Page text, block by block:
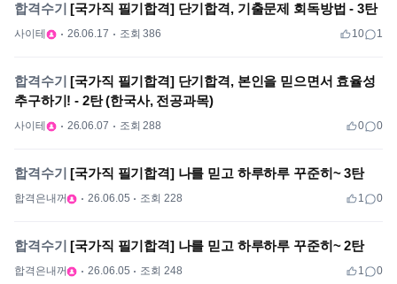
합격수기 [국가직 필기합격] 단기합격, 기출문제 회독방법 - 3탄
사이테 26.06.17 조회 386 10 1
합격수기 [국가직 필기합격] 단기합격, 본인을 믿으면서 효율성
추구하기! - 2탄 (한국사, 전공과목)
사이테 26.06.07 조회 288 0 0
합격수기 [국가직 필기합격] 나를 믿고 하루하루 꾸준히~ 3탄
합격은내꺼 26.06.05 조회 228 1 0
합격수기 [국가직 필기합격] 나를 믿고 하루하루 꾸준히~ 2탄
합격은내꺼 26.06.05 조회 248 1 0